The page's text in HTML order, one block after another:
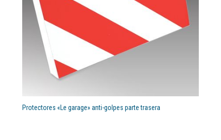
Protectores «Le garage» anti-golpes parte trasera